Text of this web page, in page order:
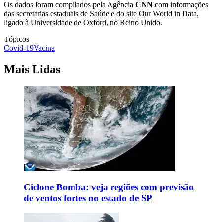
Os dados foram compilados pela Agência CNN com informações
das secretarias estaduais de Saúde e do site Our World in Data,
ligado à Universidade de Oxford, no Reino Unido.
Tópicos
Covid-19Vacina
Mais Lidas
Ciclone Bomba: veja regiões com previsão
de ventos fortes no estado de SP